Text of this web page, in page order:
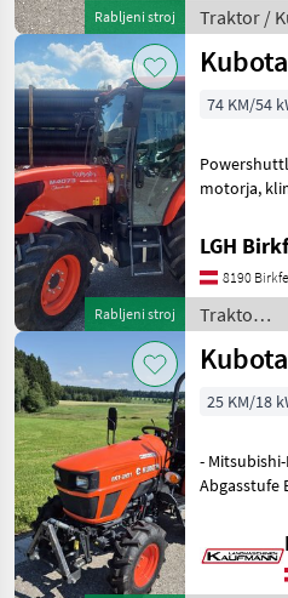
EK1-
261
M4-
063
M4072
M6142
MARKETPLACE
Marketplace
Ponudbe
trgovcev
Mali
oglasi
Rabljeni stroj
langsam-
zu
Traktor /
Rabljeni stroj
74 KM/54
motorja,
Traktor
LGH
8190
Traktor /
Kubota
25 KM/18
-
Abgasstufe
und 3